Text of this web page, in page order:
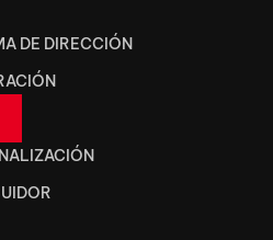
DE DIRECCIÓN